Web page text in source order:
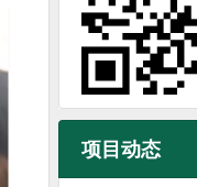
项目动态